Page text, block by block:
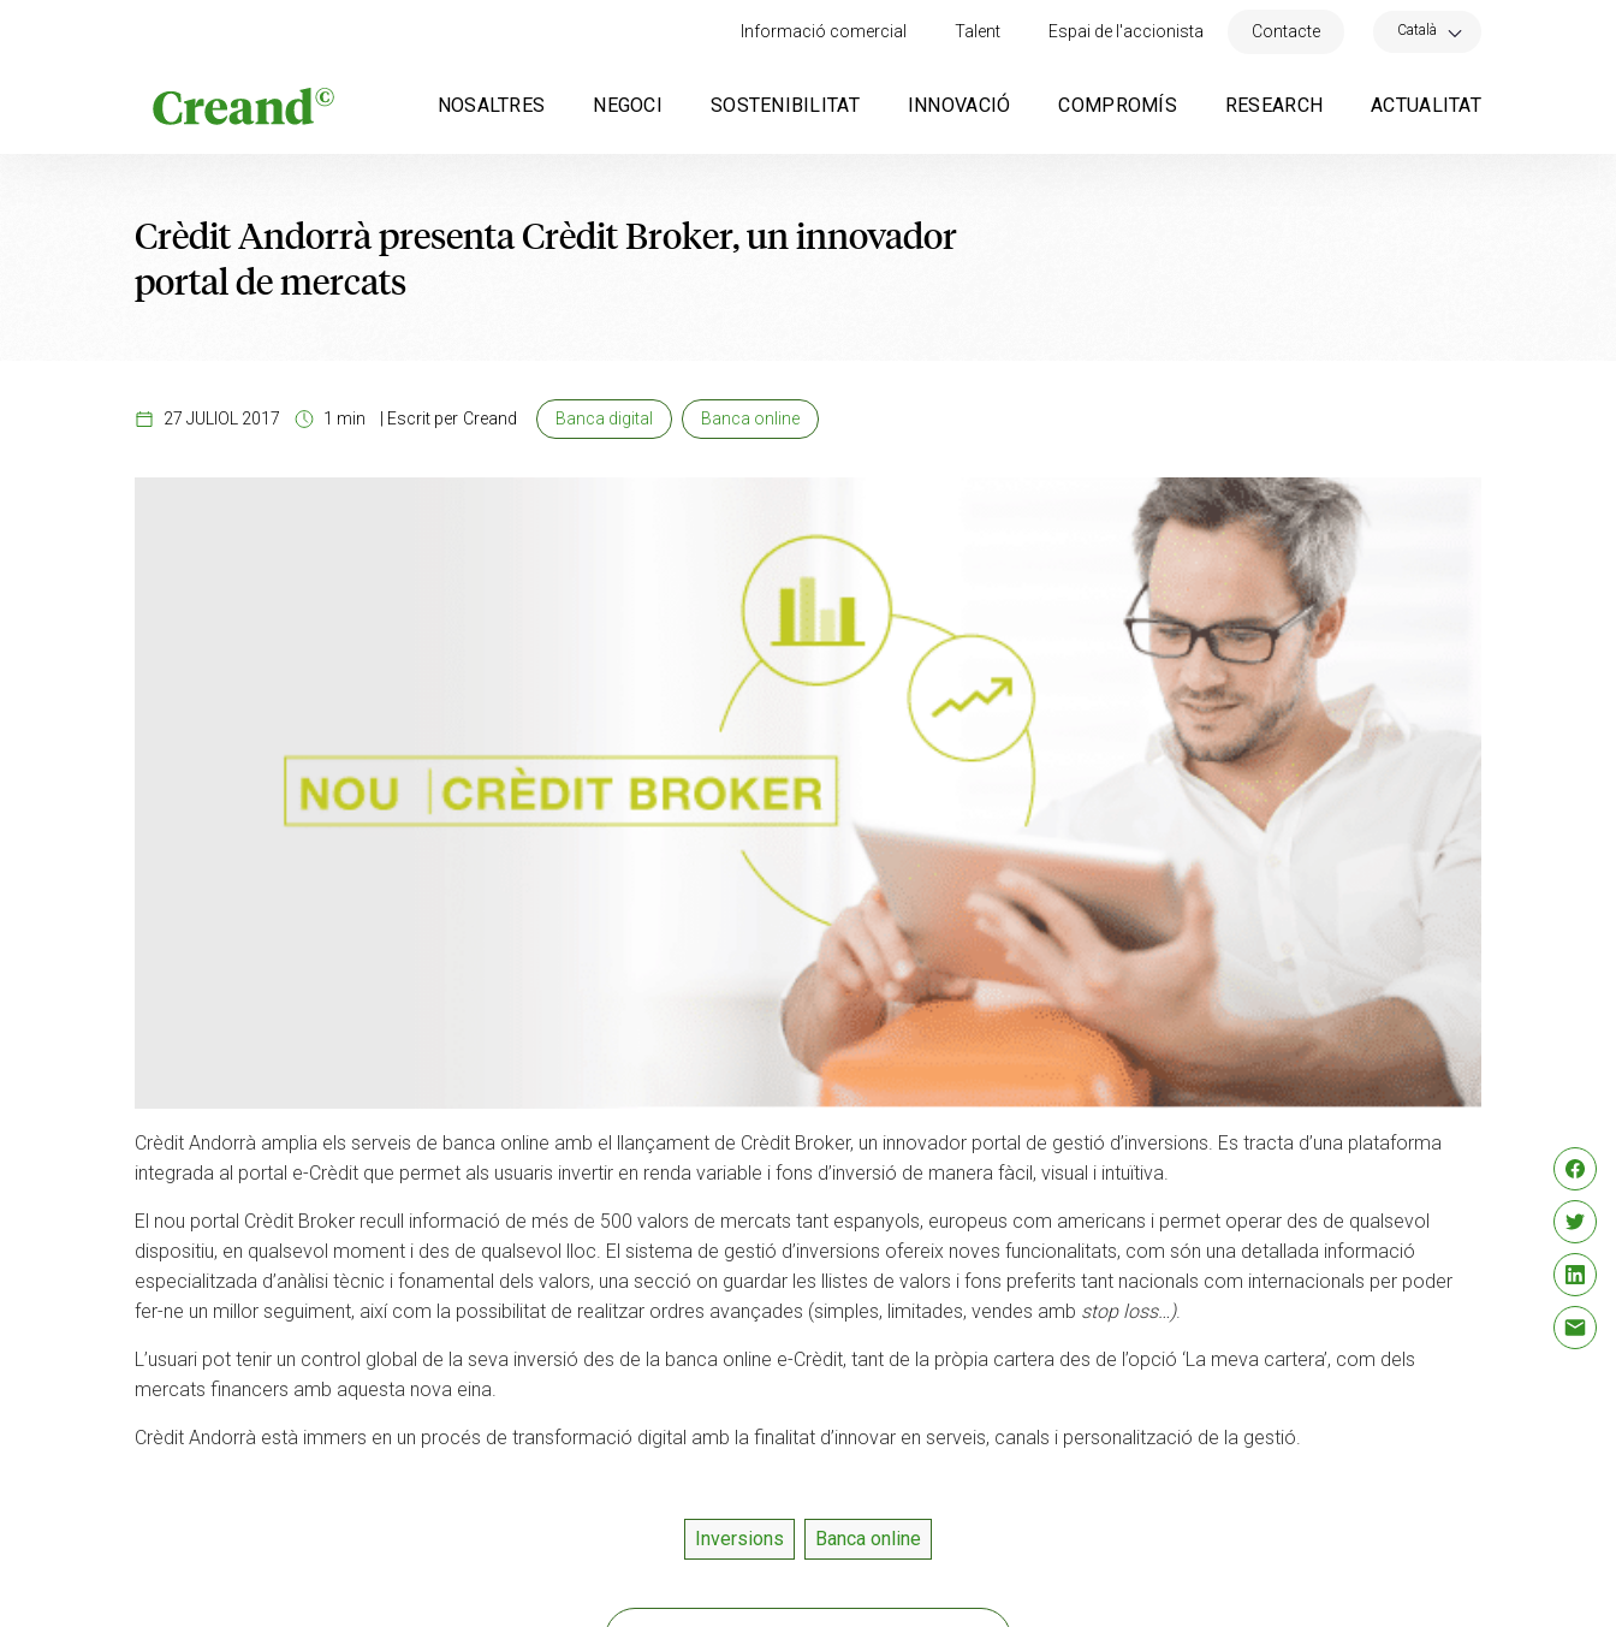
Informació comercial Talent Espai de l'accionista Contacte Català
NOSALTRES NEGOCI SOSTENIBILITAT INNOVACIÓ COMPROMÍS RESEARCH ACTUALITAT
Crèdit Andorrà presenta Crèdit Broker, un innovador
portal de mercats
27 JULIOL 2017 1 min Escrit per Creand Banca digital Banca online
Crèdit Andorrà amplia els serveis de banca online amb el llançament de Crèdit Broker, un innovador portal de gestió d’inversions. Es tracta d’una plataforma
integrada al portal e-Crèdit que permet als usuaris invertir en renda variable i fons d’inversió de manera fàcil, visual i intuïtiva.
El nou portal Crèdit Broker recull informació de més de 500 valors de mercats tant espanyols, europeus com americans i permet operar des de qualsevol
dispositiu, en qualsevol moment i des de qualsevol lloc. El sistema de gestió d’inversions ofereix noves funcionalitats, com són una detallada informació
especialitzada d’anàlisi tècnic i fonamental dels valors, una secció on guardar les llistes de valors i fons preferits tant nacionals com internacionals per poder
fer-ne un millor seguiment, així com la possibilitat de realitzar ordres avançades (simples, limitades, vendes amb stop loss…).
L’usuari pot tenir un control global de la seva inversió des de la banca online e-Crèdit, tant de la pròpia cartera des de l’opció ‘La meva cartera’, com dels
mercats financers amb aquesta nova eina.
Crèdit Andorrà està immers en un procés de transformació digital amb la finalitat d’innovar en serveis, canals i personalització de la gestió.
Inversions Banca online